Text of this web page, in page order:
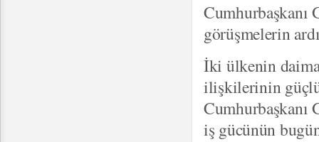
Cumhurbaşkanı
görüşmelerin
İki ülkenin
ilişkilerinin
Cumhurbaşkanı
iş gücünün